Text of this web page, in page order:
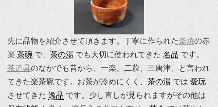
先に品物を紹介させて頂きます。丁寧に作られた楽焼の赤
楽 茶碗 で、 茶の湯 でも大切に使われてきた 名品 です。
茶道具のなかでも昔から、一楽、二萩、三唐津、と言われ
てきた楽茶碗です。お茶が冷めにくく、 茶の湯 では 愛玩
させてきた 逸品 です。少し直しが見られますがその他は